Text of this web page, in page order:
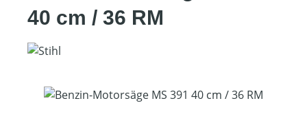
40 cm / 36 RM
Bildergalerie überspringen